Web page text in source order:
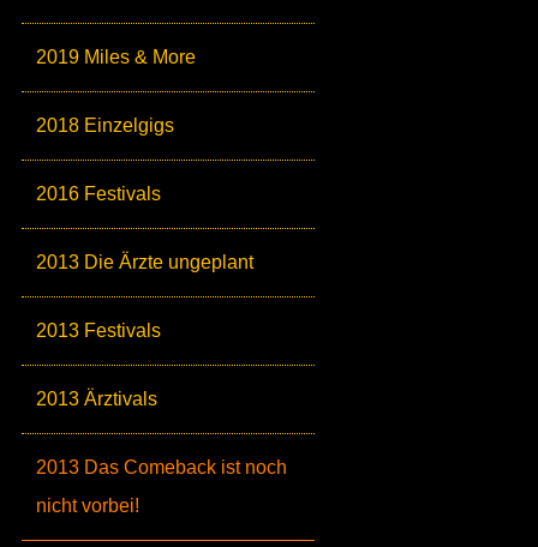
2019 Miles & More
2018 Einzelgigs
2016 Festivals
2013 Die Ärzte ungeplant
2013 Festivals
2013 Ärztivals
2013 Das Comeback ist noch
nicht vorbei!